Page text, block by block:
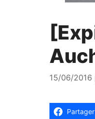
15/06/2016
Partager